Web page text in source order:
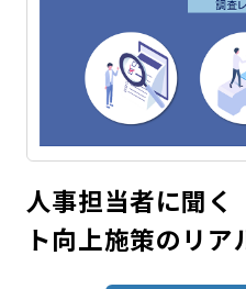
人事担当者に聞
ト向上施策のリア